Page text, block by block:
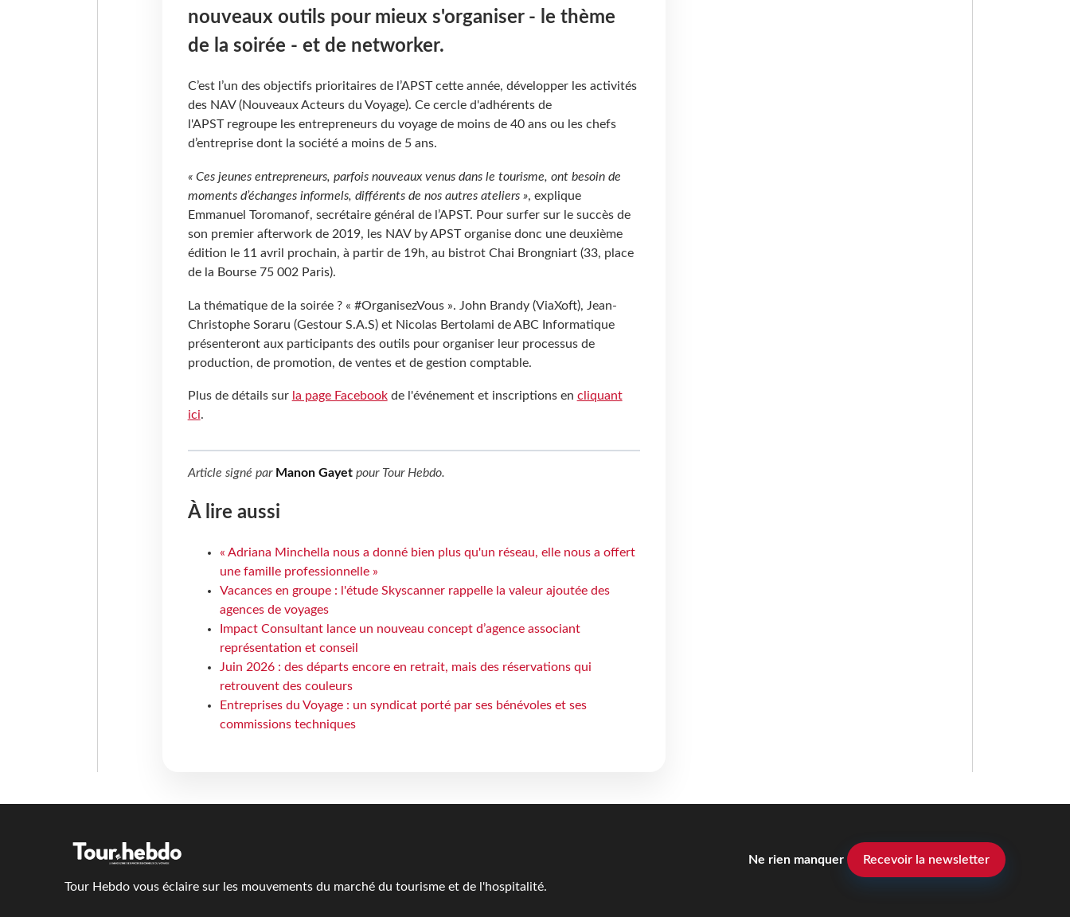
nouveaux outils pour mieux s'organiser - le thème
de la soirée - et de networker.
C’est l’un des objectifs prioritaires de l’APST cette année, développer les activités
des NAV (Nouveaux Acteurs du Voyage). Ce cercle d'adhérents de
l'APST regroupe les entrepreneurs du voyage de moins de 40 ans ou les chefs
d’entreprise dont la société a moins de 5 ans.
« Ces jeunes entrepreneurs, parfois nouveaux venus dans le tourisme, ont besoin de
moments d’échanges informels, différents de nos autres ateliers », explique
Emmanuel Toromanof, secrétaire général de l’APST. Pour surfer sur le succès de
son premier afterwork de 2019, les NAV by APST organise donc une deuxième
édition le 11 avril prochain, à partir de 19h, au bistrot Chai Brongniart (33, place
de la Bourse 75 002 Paris).
La thématique de la soirée ? « #OrganisezVous ». John Brandy (ViaXoft), Jean-
Christophe Soraru (Gestour S.A.S) et Nicolas Bertolami de ABC Informatique
présenteront aux participants des outils pour organiser leur processus de
production, de promotion, de ventes et de gestion comptable.
Plus de détails sur la page Facebookde l'événement et inscriptions en cliquant
ici.
Article signé par Manon Gayetpour Tour Hebdo.
À lire aussi
« Adriana Minchella nous a donné bien plus qu'un réseau, elle nous a offert
une famille professionnelle »
Vacances en groupe : l'étude Skyscanner rappelle la valeur ajoutée des
agences de voyages
Impact Consultant lance un nouveau concept d’agence associant
représentation et conseil
Juin 2026 : des départs encore en retrait, mais des réservations qui
retrouvent des couleurs
Entreprises du Voyage : un syndicat porté par ses bénévoles et ses
commissions techniques
Tour Hebdo vous éclaire sur les mouvements du marché du tourisme et de l'hospitalité.
Ne rien manquer Recevoir la newsletter